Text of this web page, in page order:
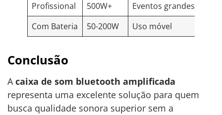
Profissional
500W+
Eventos grandes
Com Bateria
50-200W Uso móvel
Conclusão
Acaixa de som bluetooth amplificada
representa uma excelente solução para quem
busca qualidade sonora superior sem a